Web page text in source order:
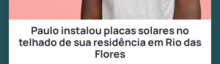
Paulo instalou placas solares no
telhado de sua residência em Rio das
Flores